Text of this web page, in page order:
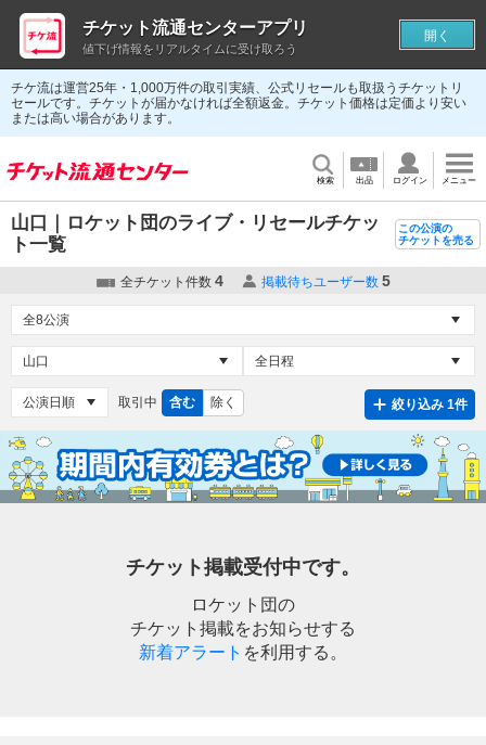
チケ流は運営25年・1,000万件の取引実績、公式リセールも取扱うチケットリ
セールです。チケットが届かなければ全額返金。チケット価格は定価より安い
または高い場合があります。
検索 出品 ログイン メニュー
山口｜ロケット団のライブ・リセールチケッ
ト一覧
この公演の
チケットを売る
全チケット件数 4 掲載待ちユーザー数 5
取引中 含む 除く 絞り込み 1件
チケット掲載受付中です。
ロケット団の
チケット掲載をお知らせする
新着アラート を利用する。
チケット流通センターアプリ
値下げ情報をリアルタイムに受け取ろう
開く